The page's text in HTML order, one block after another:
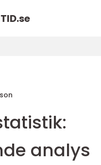
se
analys